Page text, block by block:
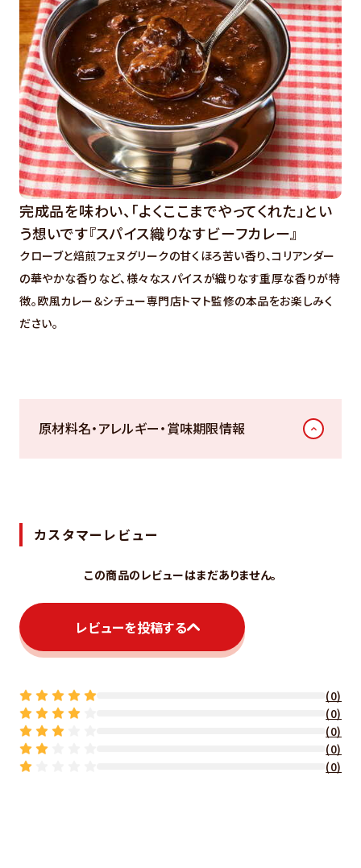
完成品を味わい、「よくここまでやってくれた」とい
う想いです『スパイス織りなすビーフカレー』
クローブと焙煎フェヌグリークの甘くほろ苦い香り、コリアンダー
の華やかな香りなど、様々なスパイスが織りなす重厚な香りが特
徴。欧風カレー＆シチュー専門店トマト監修の本品をお楽しみく
ださい。
原材料名・アレルギー・賞味期限情報
カスタマーレビュー
この商品のレビューはまだありません。
レビューを投稿する
(0)
(0)
(0)
(0)
(0)